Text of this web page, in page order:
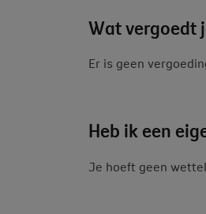
Wat vergoedt
Er is geen
Heb ik een
Je hoeft geen